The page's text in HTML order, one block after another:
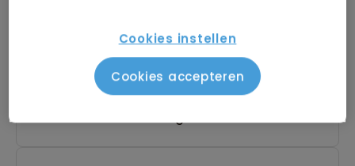
De reis van mijn keuze heeft nog geen
gegarandeerd vertrek. Wat nu?
Cookies instellen
Cookies accepteren